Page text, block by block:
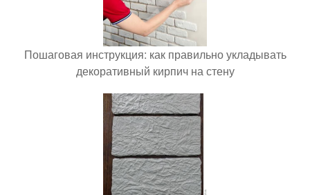
Пошаговая инструкция: как правильно укладывать
декоративный кирпич на стену